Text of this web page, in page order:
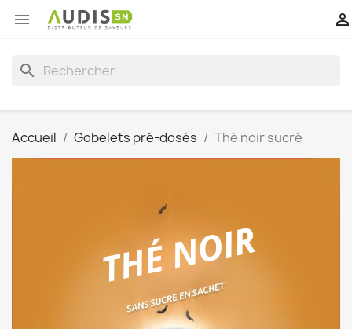
 
search
Accueil Gobelets pré-dosés Thé noir sucré